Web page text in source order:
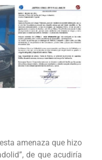
amenaza que hizo
de que acudiría